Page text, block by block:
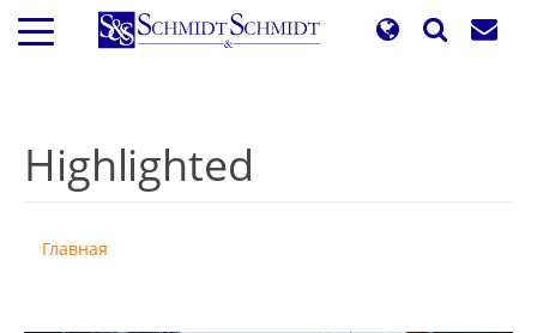
Перейти
Highlighted
Главная